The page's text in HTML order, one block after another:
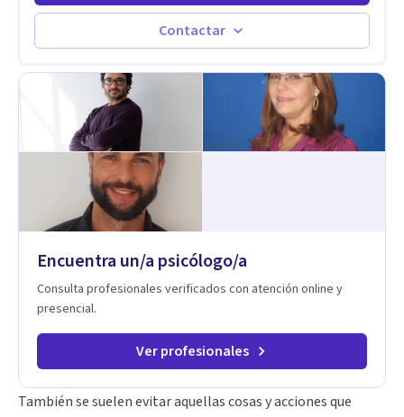
Estableciendo metas a corto y largo plazo, es vital para la
vida de cada uno tener su propia vision.
Contactar
Encuentra un/a psicólogo/a
Consulta profesionales verificados con atención online y
presencial.
Ver profesionales
También se suelen evitar aquellas cosas y acciones que